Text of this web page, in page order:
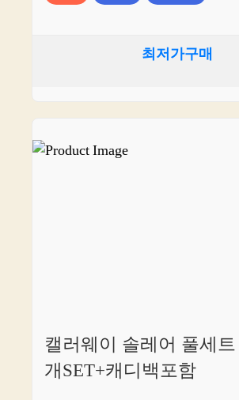
최저가구매
캘러웨이 솔레어 풀세
개SET+캐디백포함